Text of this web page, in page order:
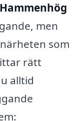
men
som
rätt
alltid